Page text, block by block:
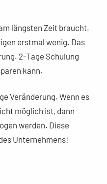
längsten Zeit braucht.
erstmal wenig. Das
2-Tage Schulung
kann.
Veränderung. Wenn es
möglich ist, dann
werden. Diese
Unternehmens!